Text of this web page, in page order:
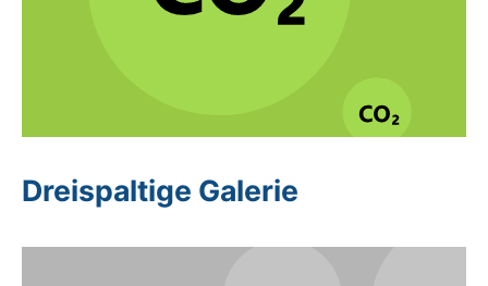
Dreispaltige Galerie